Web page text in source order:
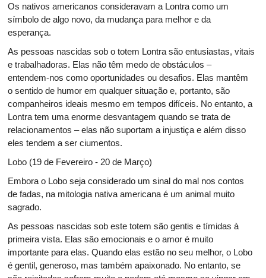
Os nativos americanos consideravam a Lontra como um
símbolo de algo novo, da mudança para melhor e da
esperança.
As pessoas nascidas sob o totem Lontra são entusiastas, vitais
e trabalhadoras. Elas não têm medo de obstáculos –
entendem-nos como oportunidades ou desafios. Elas mantêm
o sentido de humor em qualquer situação e, portanto, são
companheiros ideais mesmo em tempos difíceis. No entanto, a
Lontra tem uma enorme desvantagem quando se trata de
relacionamentos – elas não suportam a injustiça e além disso
eles tendem a ser ciumentos.
Lobo (19 de Fevereiro - 20 de Março)
Embora o Lobo seja considerado um sinal do mal nos contos
de fadas, na mitologia nativa americana é um animal muito
sagrado.
As pessoas nascidas sob este totem são gentis e tímidas à
primeira vista. Elas são emocionais e o amor é muito
importante para elas. Quando elas estão no seu melhor, o Lobo
é gentil, generoso, mas também apaixonado. No entanto, se